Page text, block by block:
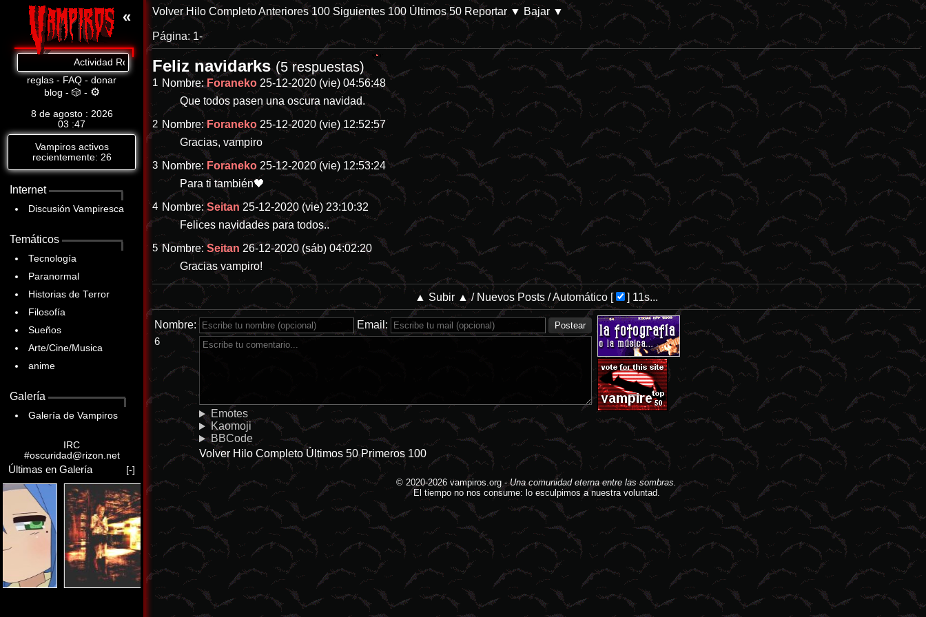
«
Actividad Reciente: Cat.8: https://www.abandomoviez.net/db/p-28144-categoria-8 En Prime Video. Parece que las películas de desastres naturales tienden a ser el idóneo campo de cultivo para
reglas - FAQ - donar
blog - 🎲 - ⚙
8 de agosto : 2026
03 :47
Vampiros activos
recientemente: 26
Internet
Discusión Vampiresca
Temáticos
Tecnología
Paranormal
Historias de Terror
Filosofía
Sueños
Arte/Cine/Musica
anime
Galería
Galería de Vampiros
IRC
#oscuridad@rizon.net
Últimas en Galería [-]
Volver Hilo CompletoAnteriores 100 Siguientes 100 Últimos 50 Reportar ▼ Bajar ▼
Página: 1-
Feliz navidarks (5 respuestas)
1 Nombre: Foraneko 25-12-2020 (vie) 04:56:48
Que todos pasen una oscura navidad.
2 Nombre:Foraneko 25-12-2020 (vie) 12:52:57
Gracias, vampiro
3 Nombre: Foraneko 25-12-2020 (vie) 12:53:24
Para ti también🖤
4 Nombre:Seitan 25-12-2020 (vie) 23:10:32
Felices navidades para todos..
5 Nombre:Seitan 26-12-2020 (sáb) 04:02:20
Gracias vampiro!
▲ Subir ▲ / Nuevos Posts /Automático [ ] 11s...
Nombre: Email:
6
Emotes
Kaomoji
BBCode
Volver Hilo Completo Últimos 50 Primeros 100
© 2020-2026 vampiros.org -Una comunidad eterna entre las sombras.
El tiempo no nos consume: lo esculpimos a nuestra voluntad.